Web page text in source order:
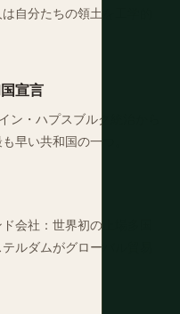
自分たちの領土を工学的
宣言
ン・ハプスブルク統治から
早い共和国の一つ。
会社：世界初の上場多国
ルダムがグローバル貿易